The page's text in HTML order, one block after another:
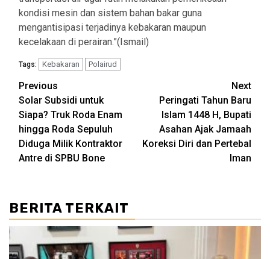
kondisi mesin dan sistem bahan bakar guna
mengantisipasi terjadinya kebakaran maupun
kecelakaan di perairan.”(Ismail)
Tags: Kebakaran Polairud
Post
navigation
Previous
Solar Subsidi untuk
Siapa? Truk Roda Enam
hingga Roda Sepuluh
Diduga Milik Kontraktor
Antre di SPBU Bone
Next
Peringati Tahun Baru
Islam 1448 H, Bupati
Asahan Ajak Jamaah
Koreksi Diri dan Pertebal
Iman
BERITA TERKAIT